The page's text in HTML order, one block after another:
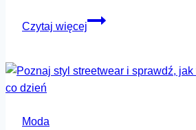
Czytaj więcej
Czy
się
Moda